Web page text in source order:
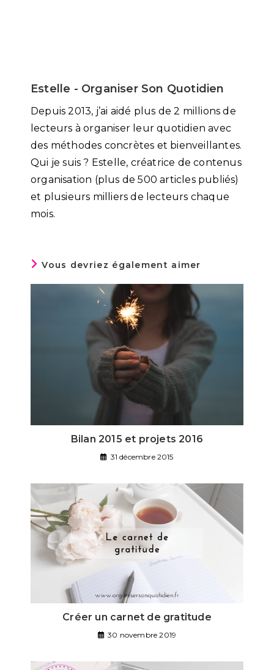
Estelle - Organiser Son Quotidien
Depuis 2013, j’ai aidé plus de 2 millions de
lecteurs à organiser leur quotidien avec
des méthodes concrètes et bienveillantes.
Qui je suis ? Estelle, créatrice de contenus
organisation (plus de 500 articles publiés)
et plusieurs milliers de lecteurs chaque
mois.
Vous devriez également aimer
Bilan 2015 et projets 2016
31 décembre 2015
Créer un carnet de gratitude
30 novembre 2019